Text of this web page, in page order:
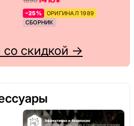
–25%
ОРИГИНАЛ 1989
СБОРНИК
со скидкой →